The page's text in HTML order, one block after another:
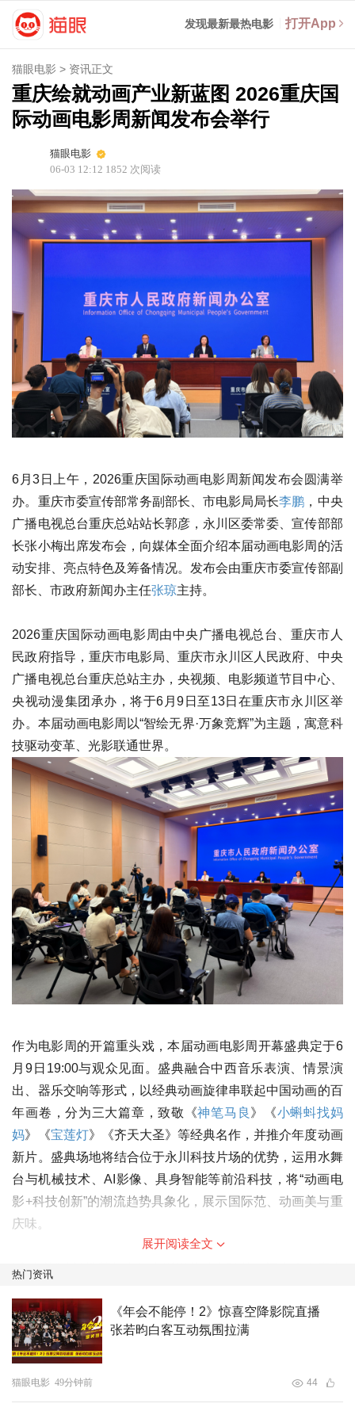
发现最新最热电影 打开App
猫眼电影 > 资讯正文
重庆绘就动画产业新蓝图 2026重庆国
际动画电影周新闻发布会举行
猫眼电影
06-03 12:12 1852 次阅读
6月3日上午，2026重庆国际动画电影周新闻发布会圆满举
办。重庆市委宣传部常务副部长、市电影局局长李鹏 ，中央
广播电视总台重庆总站站长郭彦，永川区委常委、宣传部部
长张小梅出席发布会，向媒体全面介绍本届动画电影周的活
动安排、亮点特色及筹备情况。发布会由重庆市委宣传部副
部长、市政府新闻办主任张琼主持。
2026重庆国际动画电影周由中央广播电视总台、重庆市人
民政府指导，重庆市电影局、重庆市永川区人民政府、中央
广播电视总台重庆总站主办，央视频、电影频道节目中心、
央视动漫集团承办，将于6月9日至13日在重庆市永川区举
办。本届动画电影周以“智绘无界·万象竞辉”为主题，寓意科
技驱动变革、光影联通世界。
作为电影周的开篇重头戏，本届动画电影周开幕盛典定于6
月9日19:00与观众见面。盛典融合中西音乐表演、情景演
出、器乐交响等形式，以经典动画旋律串联起中国动画的百
年画卷，分为三大篇章，致敬《神笔马良 》《小蝌蚪找妈
妈》《宝莲灯》《齐天大圣》等经典名作，并推介年度动画
新片。盛典场地将结合位于永川科技片场的优势，运用水舞
台与机械技术、AI影像、具身智能等前沿科技，将“动画电
影+科技创新”的潮流趋势具象化，展示国际范、动画美与重
庆味。
“金山茶”荣誉推荐是本届电影周的核心环节。评委会主席由
电影家协会副主席尹鸿、国家一级导演蔡志军、奥斯卡评委
希拉·M·索非安、《姜子牙》导演程腾等国内外行业中坚与
青年新锐组成。前期已面向全球征集到来自美国、法国、英
国、俄罗斯、西班牙、巴西等国家的501部优秀动画作品。
经初评专家组严格评审，目前已确定45部作品入围荣誉名
展开阅读全文
热门资讯
《年会不能停！2》惊喜空降影院直播
张若昀白客互动氛围拉满
猫眼电影 49分钟前 44